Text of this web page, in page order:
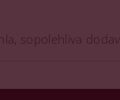
sopolehliva